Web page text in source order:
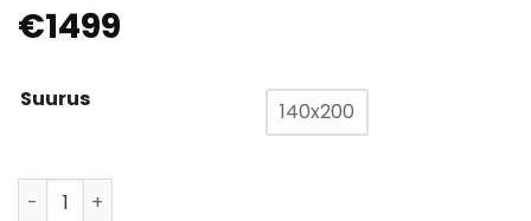
€1499
Suurus 140x200